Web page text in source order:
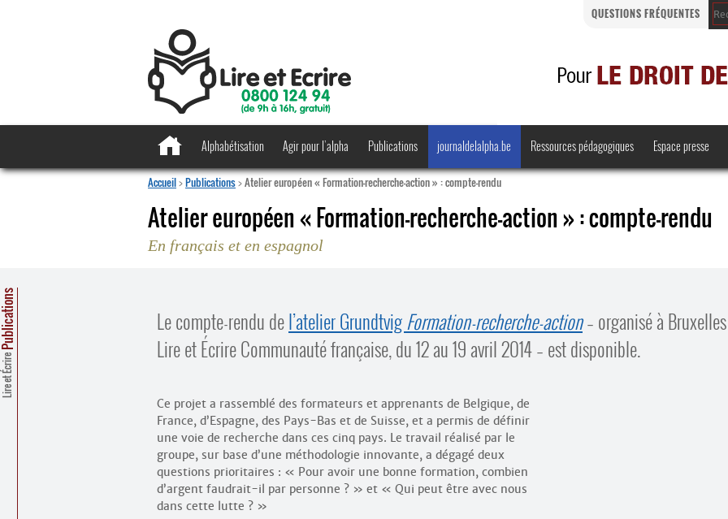
QUESTIONS FRÉQUENTES
Alphabétisation Agir pour l’alpha Publications
·
journaldelalpha.be Ressources pédagogiques Espace presse
Accueil>Publications>Atelier européen « Formation-recherche-action » : compte-rendu
Atelier européen « Formation-recherche-action » : compte-rendu
En français et en espagnol
Lire et Écrire
Le compte-rendu del’atelier Grundtvig Formation-recherche-action– organisé à
Lire et Écrire Communauté française, du 12 au 19 avril 2014 – est disponible.
Ce projet a rassemblé des formateurs et apprenants de Belgique, de
France, d’Espagne, des Pays-Bas et de Suisse, et a permis de définir
une voie de recherche dans ces cinq pays. Le travail réalisé par le
groupe, sur base d’une méthodologie innovante, a dégagé deux
questions prioritaires : « Pour avoir une bonne formation, combien
d’argent faudrait-il par personne ? » et « Qui peut être avec nous
dans cette lutte ? »